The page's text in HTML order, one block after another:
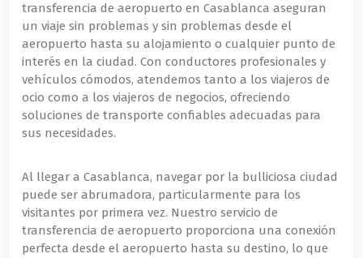
transferencia de aeropuerto en Casablanca aseguran
un viaje sin problemas y sin problemas desde el
aeropuerto hasta su alojamiento o cualquier punto de
interés en la ciudad. Con conductores profesionales y
vehículos cómodos, atendemos tanto a los viajeros de
ocio como a los viajeros de negocios, ofreciendo
soluciones de transporte confiables adecuadas para
sus necesidades.
Al llegar a Casablanca, navegar por la bulliciosa ciudad
puede ser abrumadora, particularmente para los
visitantes por primera vez. Nuestro servicio de
transferencia de aeropuerto proporciona una conexión
perfecta desde el aeropuerto hasta su destino, lo que